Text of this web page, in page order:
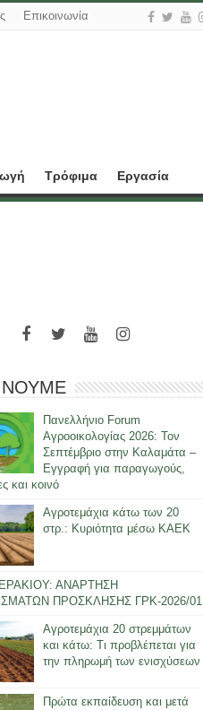
Επικοινωνία
Τρόφιμα Εργασία
Πανελλήνιο Forum
Αγροοικολογίας 2026: Τον
Σεπτέμβριο στην Καλαμάτα –
Εγγραφή για παραγωγούς,
και κοινό
Αγροτεμάχια κάτω των 20
στρ.: Κυριότητα μέσω ΚΑΕΚ
ΑΝΑΡΤΗΣΗ
ΠΡΟΣΚΛΗΣΗΣ ΓΡΚ-2026/01
Αγροτεμάχια 20 στρεμμάτων
και κάτω: Τι προβλέπεται για
την πληρωμή των ενισχύσεων
Πρώτα εκπαίδευση και μετά